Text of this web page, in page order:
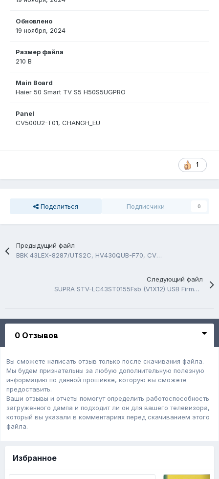
Обновлено
19 ноября, 2024
Размер файла
210 B
Main Board
Haier 50 Smart TV S5 H50S5UGPRO
Panel
CV500U2-T01, CHANGH_EU
1
Поделиться Подписчики 0
Предыдущий файл
BBK 43LEX-8287/UTS2C, HV430QUB-F70, CV9632H-A50,USB Firmware Software
Следующий файл
SUPRA STV-LC43ST0155Fsb (V1X12) USB Firmware Software
0 Отзывов
Вы сможете написать отзыв только после скачивания файла.
Мы будем признательны за любую дополнительную полезную
информацию по данной прошивке, которую вы сможете
предоставить.
Ваши отзывы и отчеты помогут определить работоспособность
загруженного дампa и подходит ли он для вашего телевизора,
который вы указали в комментариях перед скачиванием этого
файла.
Избранное